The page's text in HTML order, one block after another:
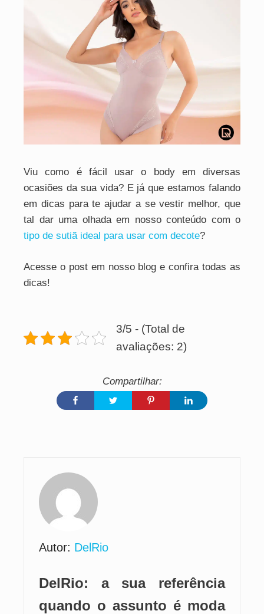
Viu como é fácil usar o body em diversas
ocasiões da sua vida? E já que estamos falando
em dicas para te ajudar a se vestir melhor, que
tal dar uma olhada em nosso conteúdo com o
tipo de sutiã ideal para usar com decote?
Acesse o post em nosso blog e confira todas as
dicas!
3/5 - (Total de
avaliações: 2)
Autor: DelRio
DelRio: a sua referência
quando o assunto é moda